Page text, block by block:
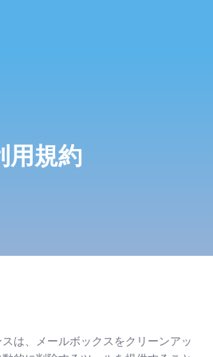
用規約
は、メールボックスをクリーンアッ